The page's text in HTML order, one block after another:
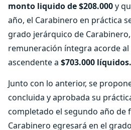
monto liquido de $208.000y
año, el Carabinero en práctica
grado jerárquico de
remuneración íntegra acorde
ascendente a $703.000 líquidos.
Junto con lo anterior, se
concluida y aprobada su
completado el segundo año de
Carabinero egresará en el